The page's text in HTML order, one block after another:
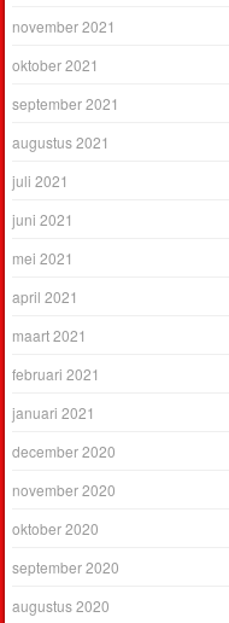
november 2021
oktober 2021
september 2021
augustus 2021
juli 2021
juni 2021
mei 2021
april 2021
maart 2021
februari 2021
januari 2021
december 2020
november 2020
oktober 2020
september 2020
augustus 2020